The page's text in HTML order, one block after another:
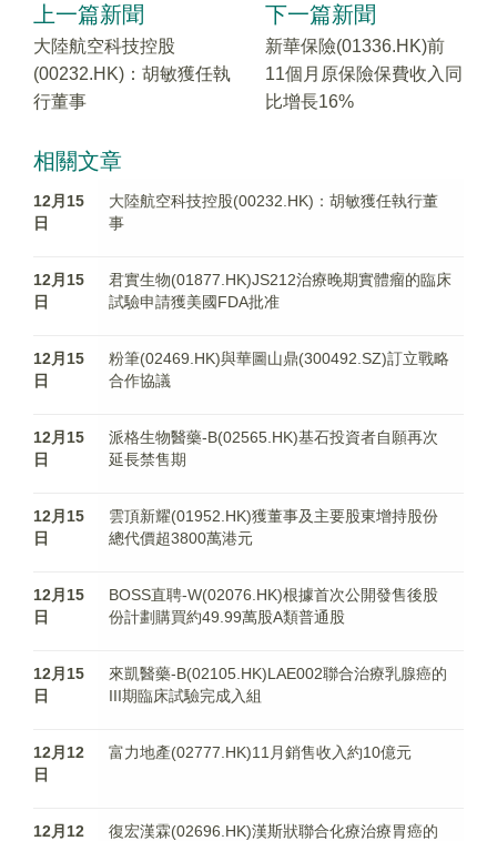
上一篇新聞
大陸航空科技控股
(00232.HK)：胡敏獲任執
行董事
下一篇新聞
新華保險(01336.HK)前
11個月原保險保費收入同
比增長16%
相關文章
12月15
日
大陸航空科技控股(00232.HK)：胡敏獲任執行董
事
12月15
日
君實生物(01877.HK)JS212治療晚期實體瘤的臨床
試驗申請獲美國FDA批准
12月15
日
粉筆(02469.HK)與華圖山鼎(300492.SZ)訂立戰略
合作協議
12月15
日
派格生物醫藥-B(02565.HK)基石投資者自願再次
延長禁售期
12月15
日
雲頂新耀(01952.HK)獲董事及主要股東增持股份
總代價超3800萬港元
12月15
日
BOSS直聘-W(02076.HK)根據首次公開發售後股
份計劃購買約49.99萬股A類普通股
12月15
日
來凱醫藥-B(02105.HK)LAE002聯合治療乳腺癌的
III期臨床試驗完成入組
12月12
日
富力地產(02777.HK)11月銷售收入約10億元
12月12
復宏漢霖(02696.HK)漢斯狀聯合化療治療胃癌的